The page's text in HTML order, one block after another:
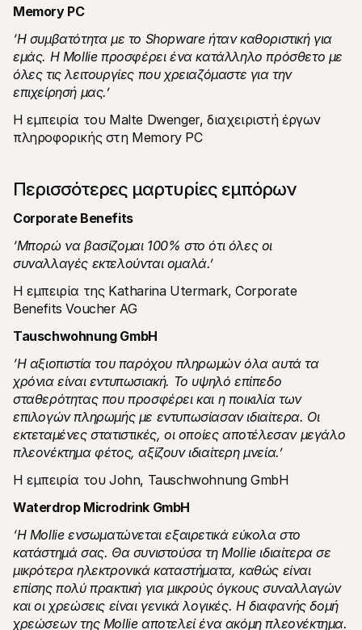
Memory PC
‘Η συμβατότητα με το Shopware ήταν καθοριστική για
εμάς. Η Mollie προσφέρει ένα κατάλληλο πρόσθετο με
όλες τις λειτουργίες που χρειαζόμαστε για την
επιχείρησή μας.’
Η εμπειρία του Malte Dwenger, διαχειριστή έργων
πληροφορικής στη Memory PC
Περισσότερες μαρτυρίες εμπόρων
Corporate Benefits
‘Μπορώ να βασίζομαι 100% στο ότι όλες οι
συναλλαγές εκτελούνται ομαλά.’
Η εμπειρία της Katharina Utermark, Corporate
Benefits Voucher AG
Tauschwohnung GmbH
‘Η αξιοπιστία του παρόχου πληρωμών όλα αυτά τα
χρόνια είναι εντυπωσιακή. Το υψηλό επίπεδο
σταθερότητας που προσφέρει και η ποικιλία των
επιλογών πληρωμής με εντυπωσίασαν ιδιαίτερα. Οι
εκτεταμένες στατιστικές, οι οποίες αποτέλεσαν μεγάλο
πλεονέκτημα φέτος, αξίζουν ιδιαίτερη μνεία.’
Η εμπειρία του John, Tauschwohnung GmbH
Waterdrop Microdrink GmbH
‘Η Mollie ενσωματώνεται εξαιρετικά εύκολα στο
κατάστημά σας. Θα συνιστούσα τη Mollie ιδιαίτερα σε
μικρότερα ηλεκτρονικά καταστήματα, καθώς είναι
επίσης πολύ πρακτική για μικρούς όγκους συναλλαγών
και οι χρεώσεις είναι γενικά λογικές. Η διαφανής δομή
χρεώσεων της Mollie αποτελεί ένα ακόμη πλεονέκτημα.